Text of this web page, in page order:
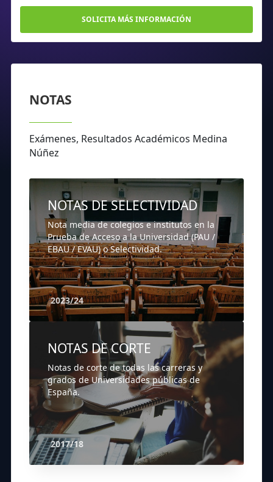
SOLICITA MÁS INFORMACIÓN
NOTAS
Exámenes, Resultados Académicos Medina
Núñez
NOTAS DE SELECTIVIDAD
Nota media de colegios e institutos en la
Prueba de Acceso a la Universidad (PAU /
EBAU / EVAU) o Selectividad.
2023/24
NOTAS DE CORTE
Notas de corte de todas las carreras y
grados de Universidades públicas de
España.
2017/18